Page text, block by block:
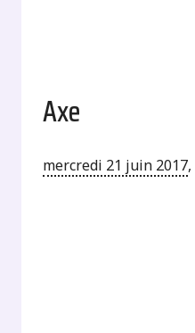
Axe
mercredi 21 juin 2017,